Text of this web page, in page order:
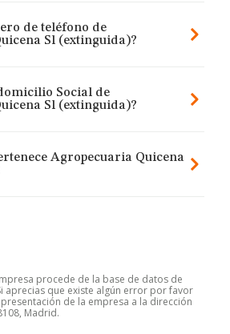
de teléfono de
Sl (extinguida)?
Social de
Sl (extinguida)?
Agropecuaria Quicena
procede de la base de datos de
Si aprecias que existe algún error por favor
de la empresa a la dirección
Madrid.